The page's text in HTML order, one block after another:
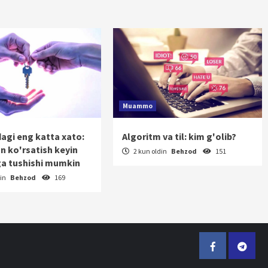
eng katta xato:
ko'rsatish keyin
tushishi mumkin
Behzod 169
Muammo
Algoritm va til: kim g'olib?
2 kun oldin Behzod 151
Facebook